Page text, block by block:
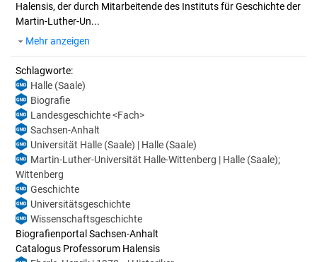
Halensis, der durch Mitarbeitende des Instituts für Geschichte der
Martin-Luther-Un...
Mehr anzeigen
Schlagworte:
Halle (Saale)
Biografie
Landesgeschichte <Fach>
Sachsen-Anhalt
Universität Halle (Saale) | Halle (Saale)
Martin-Luther-Universität Halle-Wittenberg | Halle (Saale);
Wittenberg
Geschichte
Universitätsgeschichte
Wissenschaftsgeschichte
Biografienportal Sachsen-Anhalt
Catalogus Professorum Halensis